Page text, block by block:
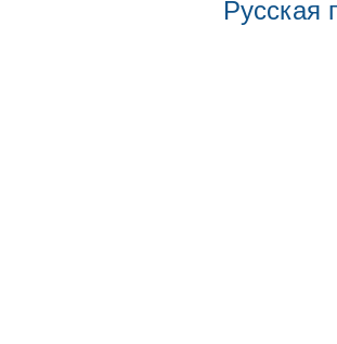
Русская